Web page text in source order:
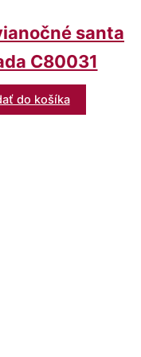
santa
C80031
do košíka